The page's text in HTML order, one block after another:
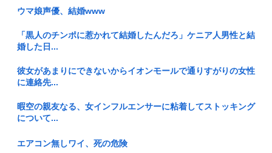
イオン爆発時「これ、死者4桁行くぞ…」「日本史上最大の事
故になる...
【悲報】女性「性的暴行されました」検事「嘘では？」女性
「傷ついた...
iPhone、値上げきたああああああああああああああああああ
ああ...
【ヤニねこ】この子の末路が心配でならない
【悲報】有名漫画家「体重の減少が止まりません」 →半年で
ウマ娘声優、結婚www
「黒人のチンポに惹かれて結婚したんだろ」ケニア人男性と結
婚した日...
彼女があまりにできないからイオンモールで通りすがりの女性
に連絡先...
暇空の親友なる、女インフルエンサーに粘着してストッキング
について...
エアコン無しワイ、死の危険